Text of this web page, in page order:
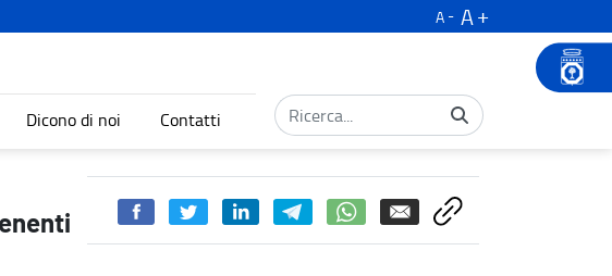
A
A
Dicono di noi Contatti
alla rete regionale anno 2026 - Turismo